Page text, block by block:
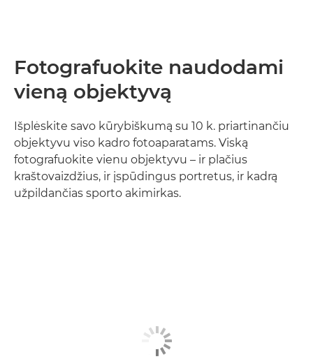
Fotografuokite naudodami
vieną objektyvą
Išplėskite savo kūrybiškumą su 10 k. priartinančiu
objektyvu viso kadro fotoaparatams. Viską
fotografuokite vienu objektyvu – ir plačius
kraštovaizdžius, ir įspūdingus portretus, ir kadrą
užpildančias sporto akimirkas.